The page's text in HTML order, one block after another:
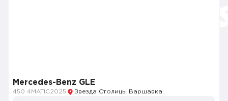
Mercedes-Benz GLE
450 4MATIC2025 Звезда Столицы Варшавка